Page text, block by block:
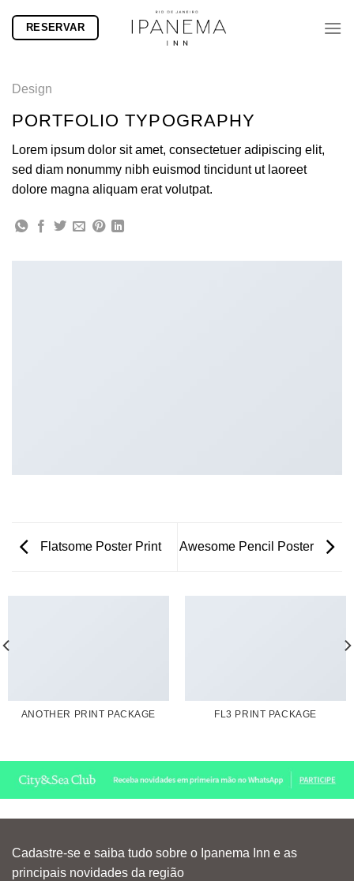
RESERVAR
Design
PORTFOLIO TYPOGRAPHY
Lorem ipsum dolor sit amet, consectetuer adipiscing elit,
sed diam nonummy nibh euismod tincidunt ut laoreet
dolore magna aliquam erat volutpat.
Flatsome Poster Print Awesome Pencil Poster
ANOTHER PRINT PACKAGE FL3 PRINT PACKAGE
Cadastre-se e saiba tudo sobre o Ipanema Inn e as
principais novidades da região